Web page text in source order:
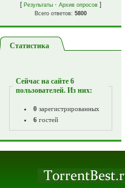
[ Результаты · Архив опросов ]
Всего ответов: 5800
Статистика
Сейчас на сайте 6
пользователей. Из них:
0 зарегистрированных
6 гостей